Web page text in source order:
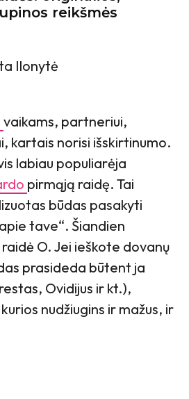
reikšmės
Ilonytė
vaikams, partneriui,
kartais norisi išskirtinumo.
labiau populiarėja
pirmąją raidę. Tai
būdas pasakyti
tave“. Šiandien
O. Jei ieškote dovanų
prasideda būtent ja
Ovidijus ir kt.),
nudžiugins ir mažus, ir